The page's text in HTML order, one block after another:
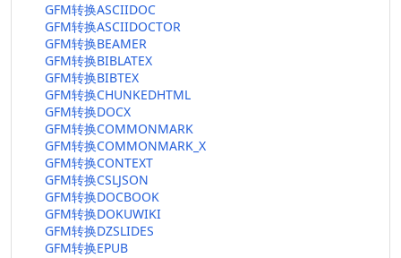
GFM转换ASCIIDOC
GFM转换ASCIIDOCTOR
GFM转换BEAMER
GFM转换BIBLATEX
GFM转换BIBTEX
GFM转换CHUNKEDHTML
GFM转换DOCX
GFM转换COMMONMARK
GFM转换COMMONMARK_X
GFM转换CONTEXT
GFM转换CSLJSON
GFM转换DOCBOOK
GFM转换DOKUWIKI
GFM转换DZSLIDES
GFM转换EPUB